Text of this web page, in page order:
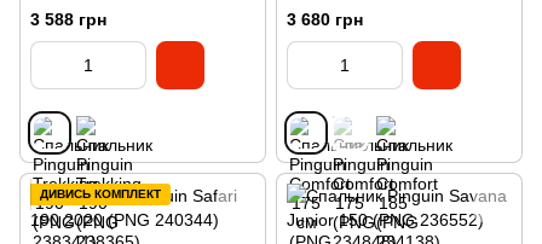
3 588 грн 3 680 грн
ДИВИСЬ КОМПЛЕКТ